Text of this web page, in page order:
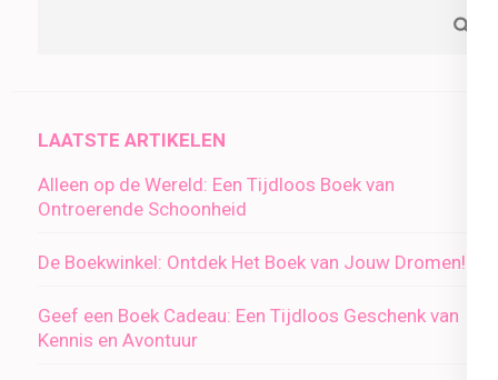
LAATSTE ARTIKELEN
Alleen op de Wereld: Een Tijdloos Boek van
Ontroerende Schoonheid
De Boekwinkel: Ontdek Het Boek van Jouw Dromen!
Geef een Boek Cadeau: Een Tijdloos Geschenk van
Kennis en Avontuur